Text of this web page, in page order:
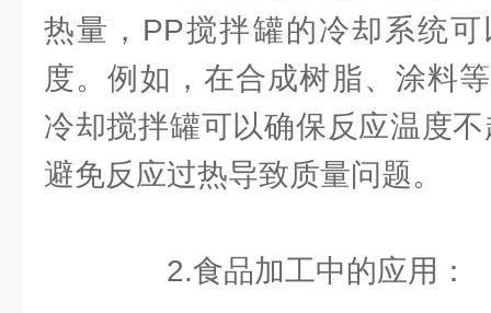
热量，PP搅拌罐的冷却系统
度。例如，在合成树脂、涂料
冷却搅拌罐可以确保反应温度
避免反应过热导致质量问题。
2.食品加工中的应用：